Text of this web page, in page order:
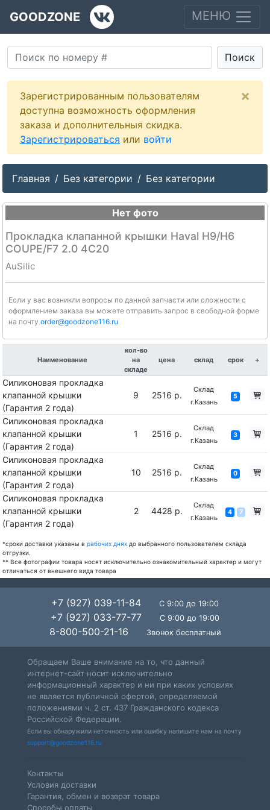
GOODZONE МЕНЮ
Поиск
Зарегистрированным пользователям
доступна возможность оформления
заказа и дополнительныя скидка.
Зарегистрироваться или войти
×
Главная Без категории Без категории
Нет фото
Прокладка клапанной крышки Haval H9/H6
COUPE/F7 2.0 4C20
AuSilic
Если у вас возникли вопросы по данной запчасти или сложности с
оформлением заказа вы можете отправить запрос в свободной форме
на почту order@goodzone116.ru
Наименование
кол-во
на
складе
цена склад срок +
Силиконовая прокладка
клапанной крышки
(Гарантия 2 года)
9 2516 р.
Склад
г.Казань
5
Силиконовая прокладка
клапанной крышки
(Гарантия 2 года)
1 2516 р.
Склад
г.Казань
3
Силиконовая прокладка
клапанной крышки
(Гарантия 2 года)
10 2516 р.
Склад
г.Казань
0
Силиконовая прокладка
клапанной крышки
(Гарантия 2 года)
2 4428 р.
Склад
г.Казань
4 7
*сроки доставки указаны в рабочих днях до выбранного пользователем склада
отгрузки.
** Все фотографии товара носят исключительно ознакомительный характер и могут
отличаться от внешнего вида товара
+7 (927) 039-11-84 С 9:00 до 19:00
+7 (927) 033-77-77 С 9:00 до 19:00
8-800-500-21-16 Звонок бесплатный
Обращаем Ваше внимание на то, что данный
интернет-сайт носит исключительно
информационный характер и ни при каких условиях
не является публичной офертой, определяемой
положениями ч. 2 ст. 437 Гражданского кодекса
Российской Федерации.
Если вы обнаружили неточность или ошибку напишите нам на почту
support@goodzone116.ru
Контакты
Условия доставки
Гарантия, обмен и возврат товара
Способы оплаты